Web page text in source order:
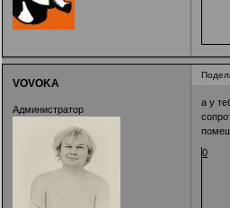
VOVOKA
Администратор
а у
0